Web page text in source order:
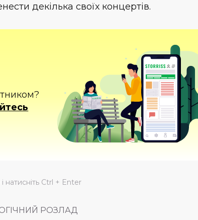
декілька своїх концертів.
натисніть Ctrl + Enter
РОЗЛАД